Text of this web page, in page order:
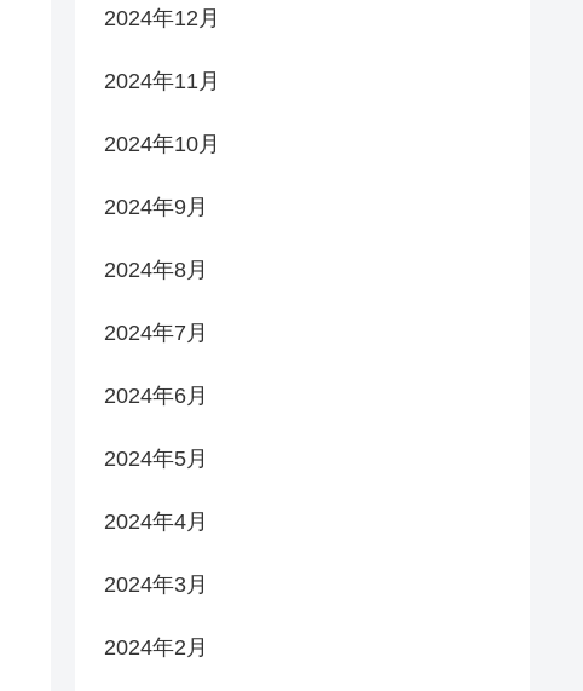
2024年12月
2024年11月
2024年10月
2024年9月
2024年8月
2024年7月
2024年6月
2024年5月
2024年4月
2024年3月
2024年2月